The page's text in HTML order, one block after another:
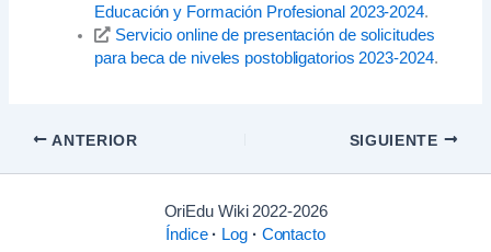
Educación y Formación Profesional 2023-2024.
Servicio online de presentación de solicitudes
para beca de niveles postobligatorios 2023-2024.
ANTERIOR SIGUIENTE
OriEdu Wiki 2022-2026
Índice · Log · Contacto